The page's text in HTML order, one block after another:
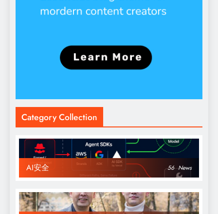
Category Collection
AI安全 56 News